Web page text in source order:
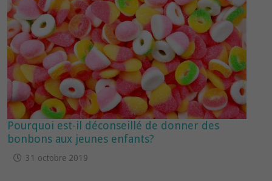
Pourquoi est-il déconseillé de donner des
bonbons aux jeunes enfants?
31 octobre 2019